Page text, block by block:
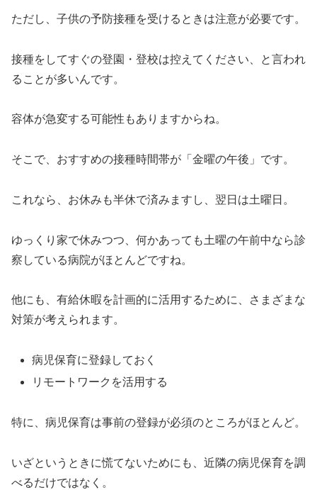
ただし、子供の予防接種を受けるときは注意が必要です。
接種をしてすぐの登園・登校は控えてください、と言われ
ることが多いんです。
容体が急変する可能性もありますからね。
そこで、おすすめの接種時間帯が「金曜の午後」です。
これなら、お休みも半休で済みますし、翌日は土曜日。
ゆっくり家で休みつつ、何かあっても土曜の午前中なら診
察している病院がほとんどですね。
他にも、有給休暇を計画的に活用するために、さまざまな
対策が考えられます。
病児保育に登録しておく
リモートワークを活用する
特に、病児保育は事前の登録が必須のところがほとんど。
いざというときに慌てないためにも、近隣の病児保育を調
べるだけではなく。